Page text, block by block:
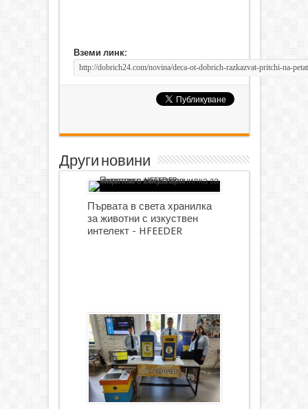
Вземи линк:
Други новини
Първата в света хранилка
за животни с изкуствен
интелект - HFEEDER